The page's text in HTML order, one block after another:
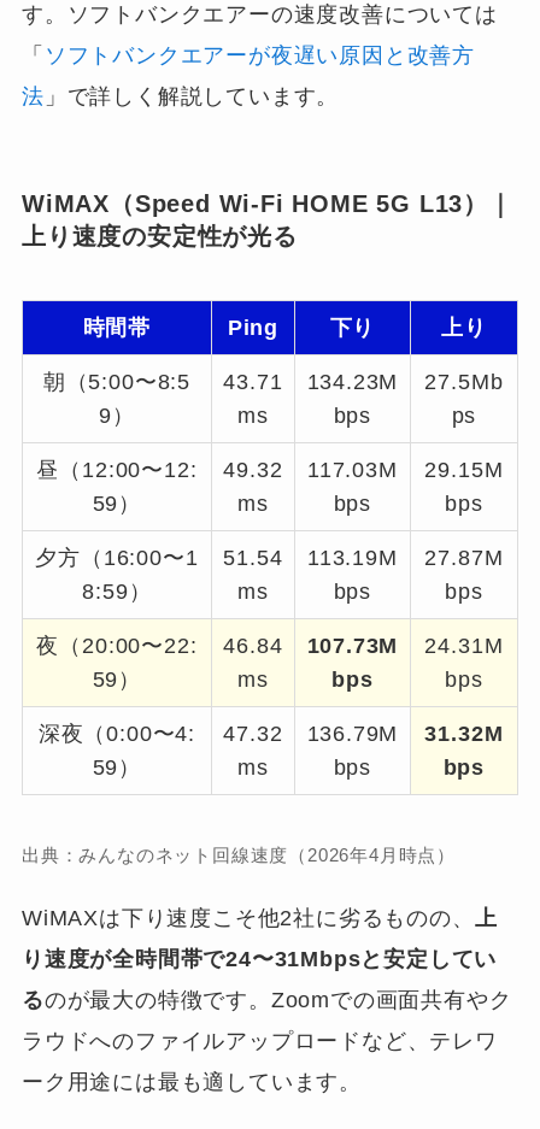
す。ソフトバンクエアーの速度改善については
「 ソフトバンクエアーが夜遅い原因と改善方
法 」で詳しく解説しています。
WiMAX（Speed Wi-Fi HOME 5G L13）｜
上り速度の安定性が光る
時間帯 Ping 下り 上り
朝（5:00〜8:5
9）
43.71
ms
134.23M
bps
27.5Mb
ps
昼（12:00〜12:
59）
49.32
ms
117.03M
bps
29.15M
bps
夕方（16:00〜1
8:59）
51.54
ms
113.19M
bps
27.87M
bps
夜（20:00〜22:
59）
46.84
ms
107.73M
bps
24.31M
bps
深夜（0:00〜4:
59）
47.32
ms
136.79M
bps
31.32M
bps
出典：みんなのネット回線速度（2026年4月時点）
WiMAXは下り速度こそ他2社に劣るものの、 上
り速度が全時間帯で24〜31Mbpsと安定してい
るのが最大の特徴です。Zoomでの画面共有やク
ラウドへのファイルアップロードなど、テレワ
ーク用途には最も適しています。